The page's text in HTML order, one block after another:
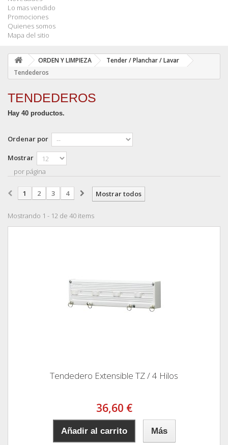
Lo mas vendido
Promociones
Quienes somos
Mapa del sitio
ORDEN Y LIMPIEZA
Tender / Planchar / Lavar
Tendederos
TENDEDEROS
Hay 40 productos.
Ordenar por
Mostrar
por página
Mostrar todos
1 2 3 4
Mostrando 1 - 12 de 40 items
Tendedero Extensible TZ / 4 Hilos
36,60 €
Añadir al carrito Más